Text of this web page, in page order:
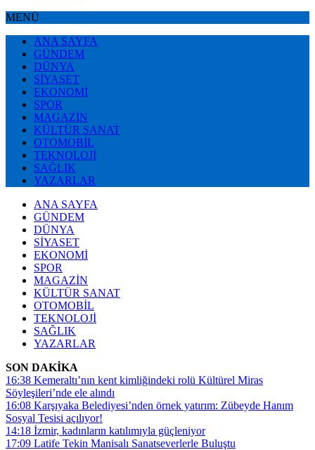
MENÜ
ANA SAYFA
GÜNDEM
DÜNYA
SİYASET
EKONOMİ
SPOR
MAGAZİN
KÜLTÜR SANAT
OTOMOBİL
TEKNOLOJİ
SAĞLIK
YAZARLAR
ANA SAYFA
GÜNDEM
DÜNYA
SİYASET
EKONOMİ
SPOR
MAGAZİN
KÜLTÜR SANAT
OTOMOBİL
TEKNOLOJİ
SAĞLIK
YAZARLAR
SON DAKİKA
16:38 Kemeraltı’nın kent kimliğindeki rolü Kültürel Miras
Söyleşileri’nde ele alındı
16:08 Karşıyaka Belediyesi’nden örnek yatırım: Zübeyde Hanım
Sosyal Tesisi açılıyor!
14:18 İzmir, kadınların katılımıyla güçleniyor
17:09 Latife Tekin Manisalı Sanatseverlerle Buluştu